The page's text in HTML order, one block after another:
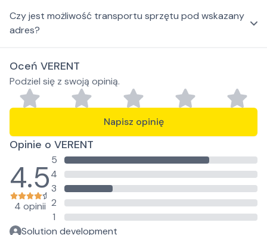
Czy jest możliwość transportu sprzętu pod wskazany
adres?
Oceń VERENT
Podziel się z swoją opinią.
Napisz opinię
Opinie o VERENT
4.5
4 opinii
5
4
3
2
1
Solution development